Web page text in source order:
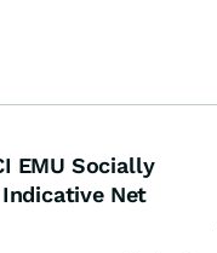
EMU Socially
Indicative Net